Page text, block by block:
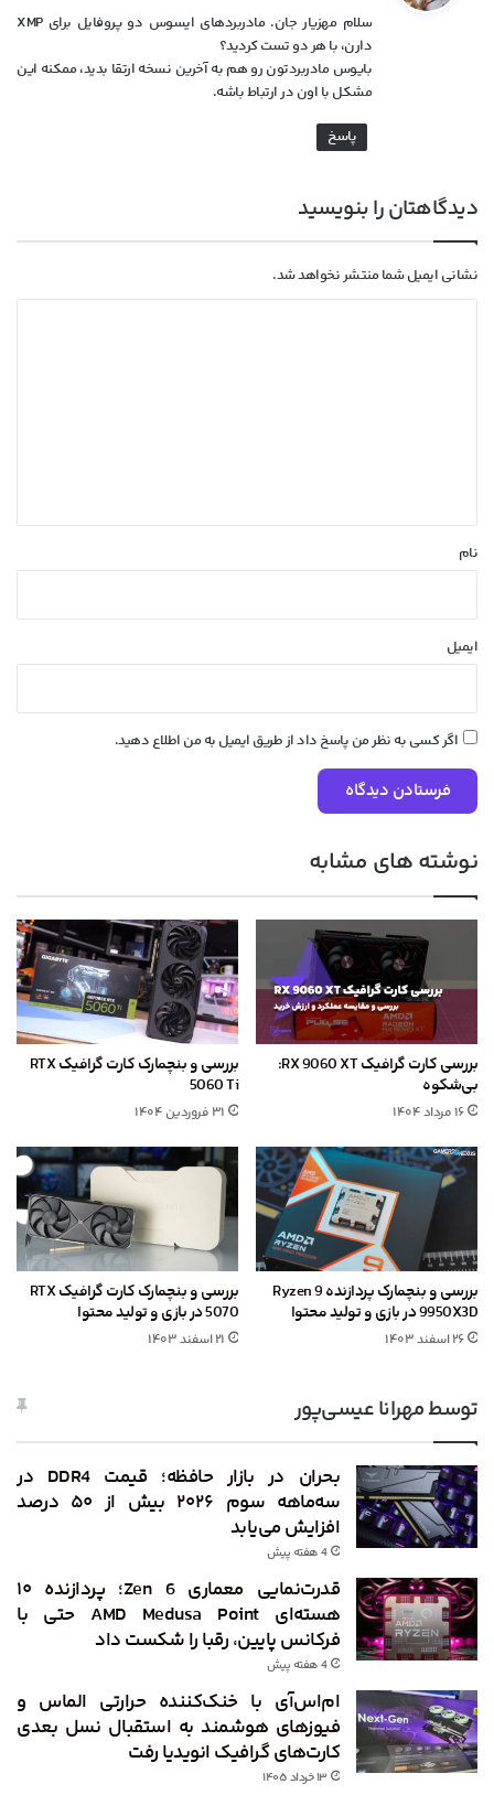
:
سلام مهزیار جان. مادربردهای ایسوس دو پروفایل برای XMP
دارن، با هر دو تست کردید؟
بایوس مادربردتون رو هم به آخرین نسخه ارتقا بدید، ممکنه این
مشکل با اون در ارتباط باشه.
پاسخ
دیدگاهتان را بنویسید
نشانی ایمیل شما منتشر نخواهد شد.
نام
ایمیل
اگر کسی به نظر من پاسخ داد از طریق ایمیل به من اطلاع دهید.
نوشته های مشابه
بررسی کارت گرافیک RX 9060 XT:
بی‌شکوه
۱۶ مرداد ۱۴۰۴
بررسی و بنچمارک کارت گرافیک RTX
5060 Ti
۳۱ فروردین ۱۴۰۴
بررسی و بنچمارک پردازنده Ryzen 9
9950X3D در بازی و تولید محتوا
۲۶ اسفند ۱۴۰۳
بررسی و بنچمارک کارت گرافیک RTX
5070 در بازی و تولید محتوا
۲۱ اسفند ۱۴۰۳
توسط مهرانا عیسی‌پور
بحران در بازار حافظه؛ قیمت DDR4 در
سه‌ماهه سوم ۲۰۲۶ بیش از ۵۰ درصد
افزایش می‌یابد
4 هفته پیش
قدرت‌نمایی معماری Zen 6؛ پردازنده ۱۰
هسته‌ای AMD Medusa Point حتی با
فرکانس پایین، رقبا را شکست داد
4 هفته پیش
ام‌اس‌آی با خنک‌کننده حرارتی الماس و
فیوزهای هوشمند به استقبال نسل بعدی
کارت‌های گرافیک انویدیا رفت
۱۳ خرداد ۱۴۰۵